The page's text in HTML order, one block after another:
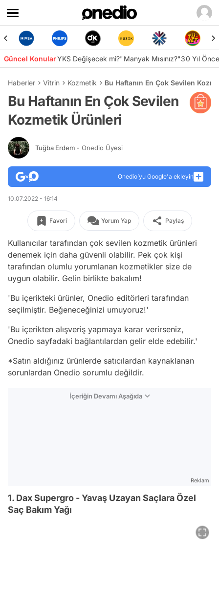
Güncel KonularYKS Değişecek mi?"Manyak Mısınız?"30 Yıl
Haberler Vitrin Kozmetik Bu Haftanın En Çok Sevilen
Bu Haftanın En Çok Sevilen
Kozmetik Ürünleri
Tuğba Erdem - Onedio Üyesi
Onedio’yu Google'a ekleyin
10.07.2022 - 16:14
Favori Yorum Yap Paylaş
Kullanıcılar tarafından çok sevilen kozmetik ürünleri
denemek için daha güvenli olabilir. Pek çok kişi
tarafından olumlu yorumlanan kozmetikler size de
uygun olabilir. Gelin birlikte bakalım!
'Bu içerikteki ürünler, Onedio editörleri tarafından
seçilmiştir. Beğeneceğinizi umuyoruz!'
'Bu içerikten alışveriş yapmaya karar verirseniz,
Onedio sayfadaki bağlantılardan gelir elde edebilir.'
*Satın aldığınız ürünlerde satıcılardan kaynaklanan
sorunlardan Onedio sorumlu değildir.
İçeriğin Devamı Aşağıda
Reklam
1. Dax Supergro - Yavaş Uzayan Saçlara Özel
Saç Bakım Yağı